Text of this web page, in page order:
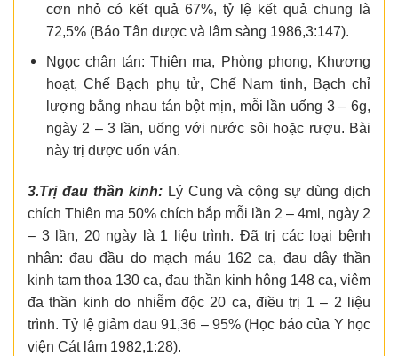
cơn nhỏ có kết quả 67%, tỷ lệ kết quả chung là
72,5% (Báo Tân dược và lâm sàng 1986,3:147).
Ngọc chân tán: Thiên ma, Phòng phong, Khương
hoạt, Chế Bạch phụ tử, Chế Nam tinh, Bạch chỉ
lượng bằng nhau tán bột mịn, mỗi lần uống 3 – 6g,
ngày 2 – 3 lần, uống với nước sôi hoặc rượu. Bài
này trị được uốn ván.
3.Trị đau thần kinh: Lý Cung và cộng sự dùng dịch
chích Thiên ma 50% chích bắp mỗi lần 2 – 4ml, ngày 2
– 3 lần, 20 ngày là 1 liệu trình. Đã trị các loại bệnh
nhân: đau đầu do mạch máu 162 ca, đau dây thần
kinh tam thoa 130 ca, đau thần kinh hông 148 ca, viêm
đa thần kinh do nhiễm độc 20 ca, điều trị 1 – 2 liệu
trình. Tỷ lệ giảm đau 91,36 – 95% (Học báo của Y học
viện Cát lâm 1982,1:28).